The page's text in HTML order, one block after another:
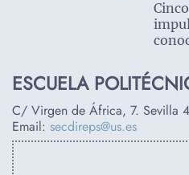
ESCUELA
C/ Virgen de África, 7. Sevilla
Email: secdireps@us.es